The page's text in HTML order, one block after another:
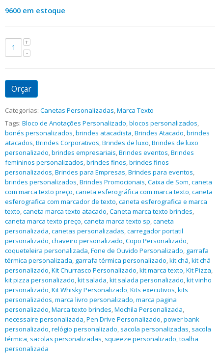
9600 em estoque
Orçar
Categorias: Canetas Personalizadas,Marca Texto
Tags: Bloco de Anotações Personalizado,blocos personalizados,
bonés personalizados,brindes atacadista,Brindes Atacado,brindes
atacados,Brindes Corporativos,Brindes de luxo,Brindes de luxo
personalizado,brindes empresariais,Brindes eventos,Brindes
femininos personalizados,brindes finos,brindes finos
personalizados,Brindes para Empresas,Brindes para eventos,
brindes personalizados,Brindes Promocionais,Caixa de Som,caneta
com marca texto preço,caneta esferográfica com marca texto,caneta
esferografica com marcador de texto,caneta esferografica e marca
texto,caneta marca texto atacado,Caneta marca texto brindes,
caneta marca texto preço,caneta marca texto sp,caneta
personalizada,canetas personalizadas,carregador portatil
personalizado,chaveiro personalizado,Copo Personalizado,
coqueteleira personalizada,Fone de Ouvido Personalizado, garrafa
térmica personalizada, garrafa térmica personalizado,kit chá,kit chá
personalizado,Kit Churrasco Personalizado,kit marca texto,Kit Pizza,
kit pizza personalizado,kit salada,kit salada personalizado,kit vinho
personalizado,Kit Whisky Personalizado,Kits executivos,kits
personalizados,marca livro personalizado,marca pagina
personalizado,Marca texto brindes,Mochila Personalizada,
necessaire personalizada,Pen Drive Personalizado,power bank
personalizado,relógio personalizado, sacola personalizadas, sacola
térmica, sacolas personalizadas, squeeze personalizado,toalha
personalizada